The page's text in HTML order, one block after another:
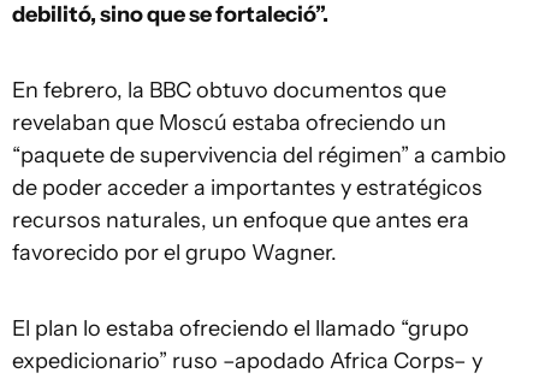
debilitó, sino que se fortaleció”.
En febrero, la BBC obtuvo documentos que
revelaban que Moscú estaba ofreciendo un
“paquete de supervivencia del régimen” a cambio
de poder acceder a importantes y estratégicos
recursos naturales, un enfoque que antes era
favorecido por el grupo Wagner.
El plan lo estaba ofreciendo el llamado “grupo
expedicionario” ruso –apodado Africa Corps– y